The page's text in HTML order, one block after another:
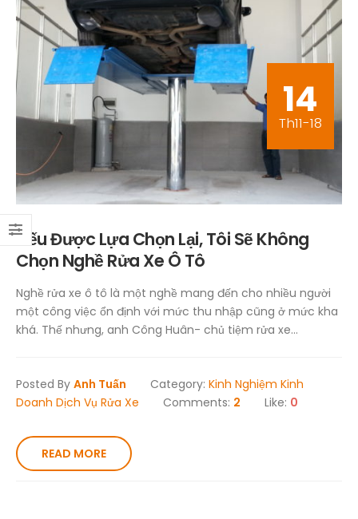
14
Th11-18
Nếu Được Lựa Chọn Lại, Tôi Sẽ Không
Chọn Nghề Rửa Xe Ô Tô
Nghề rửa xe ô tô là một nghề mang đến cho nhiều người
một công việc ổn định với mức thu nhập cũng ở mức kha
khá. Thế nhưng, anh Công Huân- chủ tiệm rửa xe...
Posted By Anh Tuấn Category: Kinh Nghiệm Kinh
Doanh Dịch Vụ Rửa Xe
Comments: 2 Like: 0
READ MORE